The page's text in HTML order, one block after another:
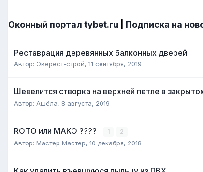
Оконный портал tybet.ru Подписка на
Реставрация деревянных балконных дверей
Автор: Эверест-строй, 11 сентября, 2019
Шевелится створка на верхней петле в
Автор: Ашёла, 8 августа, 2019
ROTO или MAKO ???? 1 2
Автор: Мастер Мастер, 10 декабря, 2018